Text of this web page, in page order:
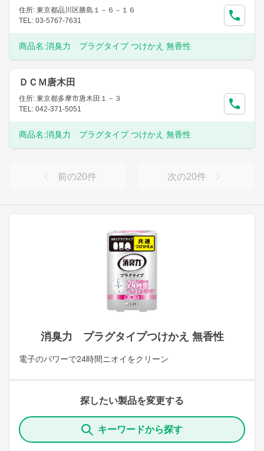
消臭力 プラグタイプつけかえ 無香性
電子のパワーで24時間ニオイをクリーン
探したい製品を変更する
キーワードから探す
住所: 東京都品川区勝島１－６－１６
TEL: 03-5767-7631
商品名:消臭力 プラグタイプ つけかえ 無香性
ＤＣＭ唐木田
住所: 東京都多摩市唐木田１－３
TEL: 042-371-5051
商品名:消臭力 プラグタイプ つけかえ 無香性
前の20件 次の20件